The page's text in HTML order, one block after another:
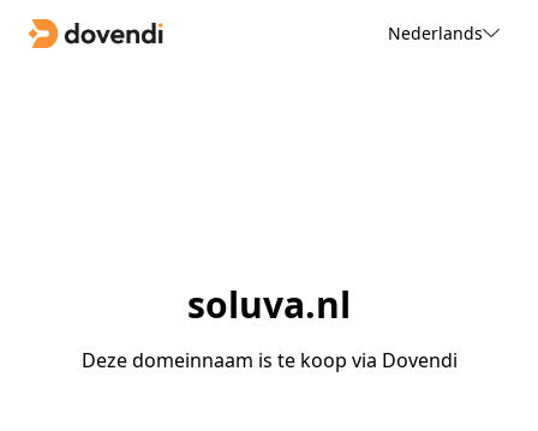
Nederlands
soluva.nl
Deze domeinnaam is te koop via Dovendi